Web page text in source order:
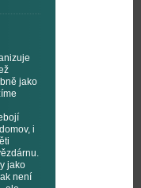
jako
i
jako
není